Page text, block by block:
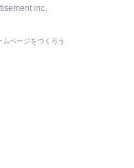
inc.
ムページをつくろう